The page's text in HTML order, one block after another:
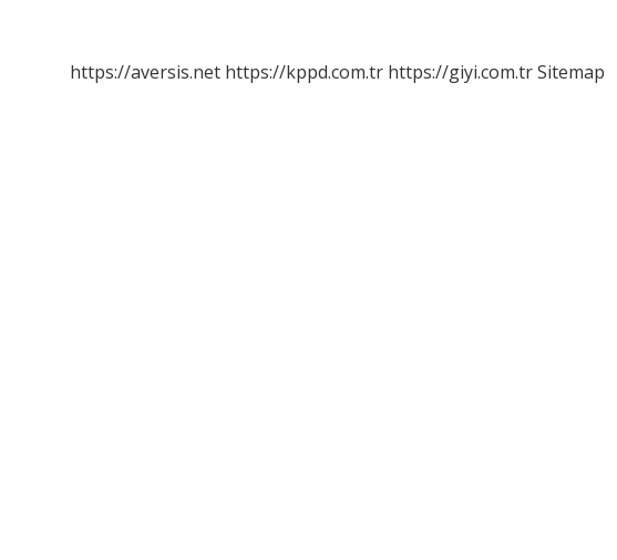
https://aversis.net https://kppd.com.tr https://giyi.com.trSitemap